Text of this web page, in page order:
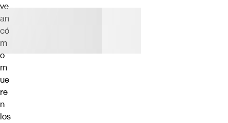
ve
an
có
m
o
m
ue
re
n
los